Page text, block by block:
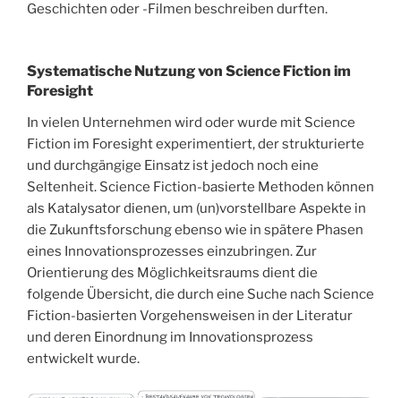
Geschichten oder -Filmen beschreiben durften.
Systematische Nutzung von Science Fiction im
Foresight
In vielen Unternehmen wird oder wurde mit Science
Fiction im Foresight experimentiert, der strukturierte
und durchgängige Einsatz ist jedoch noch eine
Seltenheit. Science Fiction-basierte Methoden können
als Katalysator dienen, um (un)vorstellbare Aspekte in
die Zukunftsforschung ebenso wie in spätere Phasen
eines Innovationsprozesses einzubringen. Zur
Orientierung des Möglichkeitsraums dient die
folgende Übersicht, die durch eine Suche nach Science
Fiction-basierten Vorgehensweisen in der Literatur
und deren Einordnung im Innovationsprozess
entwickelt wurde.